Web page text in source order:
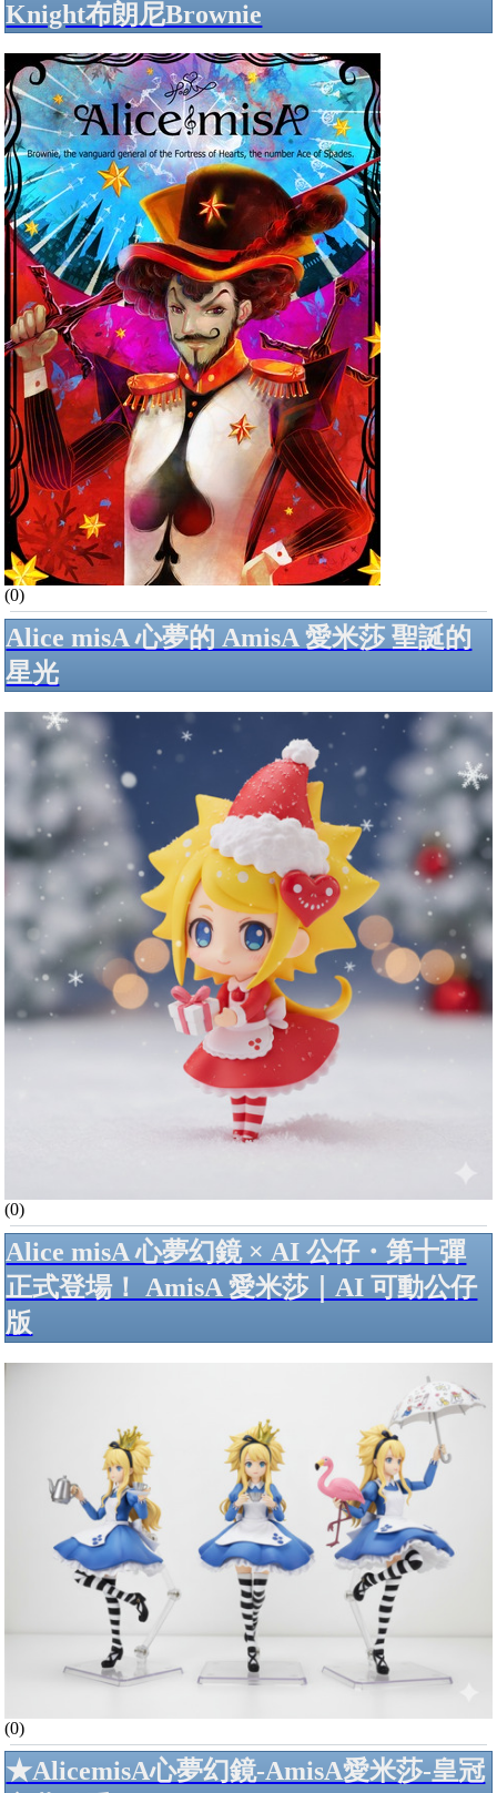
Knight布朗尼Brownie
(0)
Alice misA 心夢的 AmisA 愛米莎 聖誕的
星光
(0)
Alice misA 心夢幻鏡 × AI 公仔・第十彈
正式登場！ AmisA 愛米莎｜AI 可動公仔
版
(0)
★AlicemisA心夢幻鏡-AmisA愛米莎-皇冠